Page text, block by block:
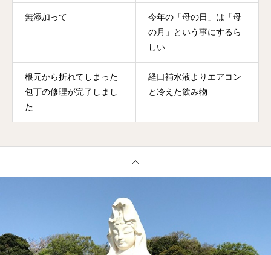
無添加って
今年の「母の日」は「母
の月」という事にするら
しい
根元から折れてしまった
包丁の修理が完了しまし
た
経口補水液よりエアコン
と冷えた飲み物